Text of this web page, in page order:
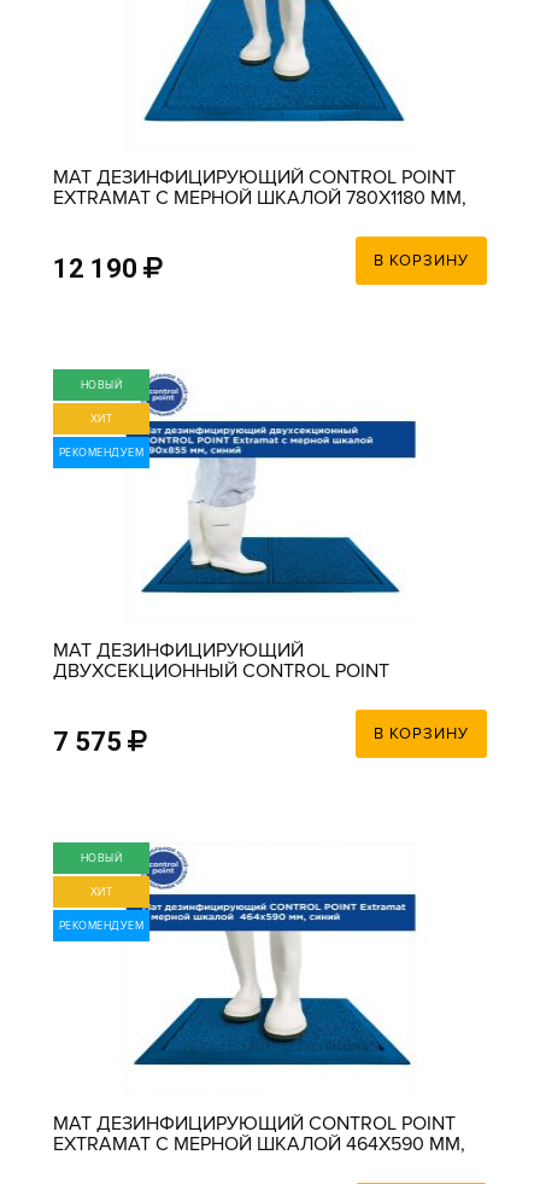
МАТ ДЕЗИНФИЦИРУЮЩИЙ CONTROL POINT
EXTRAMAT С МЕРНОЙ ШКАЛОЙ 780Х1180 ММ,
12 190 В КОРЗИНУ
НОВЫЙ
ХИТ
РЕКОМЕНДУЕМ
МАТ ДЕЗИНФИЦИРУЮЩИЙ
ДВУХСЕКЦИОННЫЙ CONTROL POINT
7 575 В КОРЗИНУ
НОВЫЙ
ХИТ
РЕКОМЕНДУЕМ
МАТ ДЕЗИНФИЦИРУЮЩИЙ CONTROL POINT
EXTRAMAT С МЕРНОЙ ШКАЛОЙ 464Х590 ММ,